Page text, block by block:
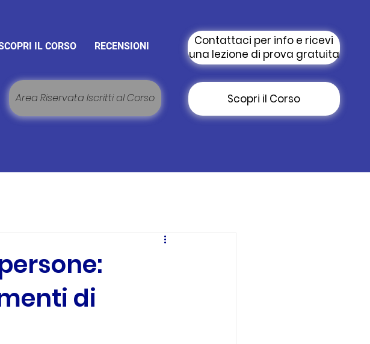
IL CORSO RECENSIONI
Area Riservata Iscritti al Corso
Contattaci per info e ricevi
una lezione di prova gratuita
Scopri il Corso
di